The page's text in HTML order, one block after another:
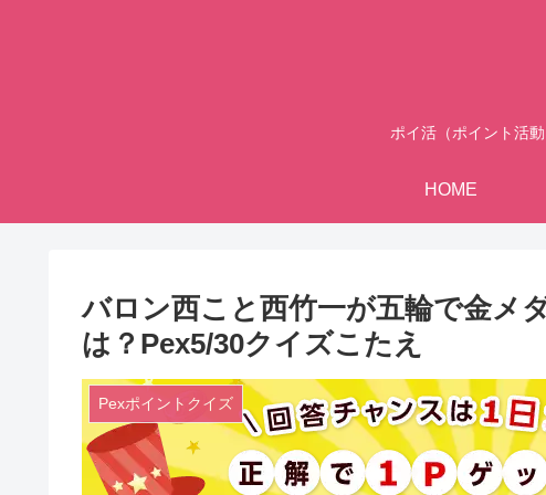
ポイ活（ポイント活
HOME
バロン西こと西竹一が五輪で金メ
は？Pex5/30クイズこたえ
Pexポイントクイズ